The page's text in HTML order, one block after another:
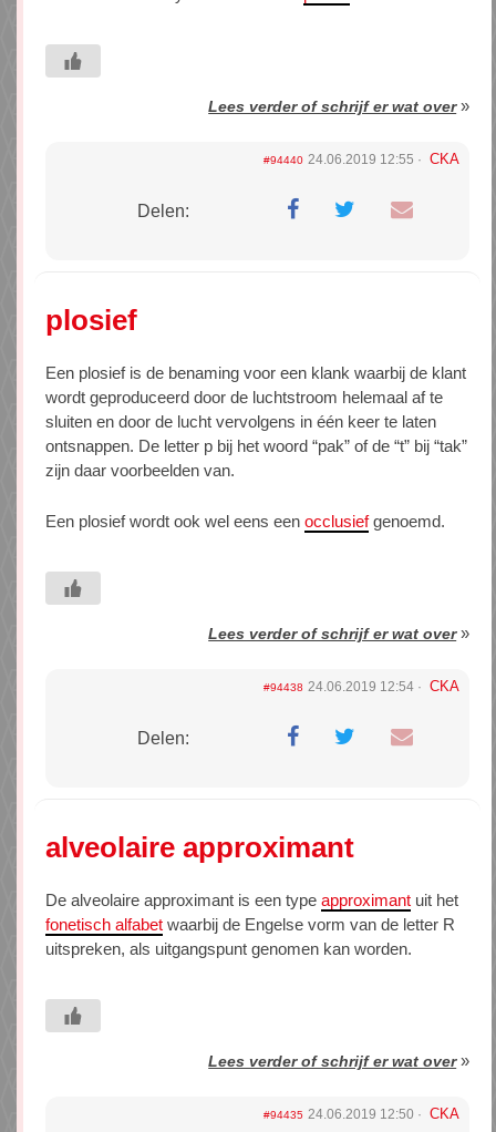
Lees verder of schrijf er wat over»
#94440 24.06.2019 12:55 CKA
Delen:
plosief
Een plosief is de benaming voor een klank waarbij de klant
wordt geproduceerd door de luchtstroom helemaal af te
sluiten en door de lucht vervolgens in één keer te laten
ontsnappen. De letter p bij het woord “pak” of de “t” bij “tak”
zijn daar voorbeelden van.
Een plosief wordt ook wel eens een occlusiefgenoemd.
Lees verder of schrijf er wat over»
#94438 24.06.2019 12:54 CKA
Delen:
alveolaire approximant
De alveolaire approximant is een type approximant uit het
fonetisch alfabet waarbij de Engelse vorm van de letter R
uitspreken, als uitgangspunt genomen kan worden.
Lees verder of schrijf er wat over»
#94435 24.06.2019 12:50 CKA